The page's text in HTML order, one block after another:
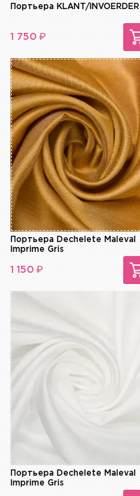
Портьера KLANT/INVOERDER
1 750 ₽
Портьера Dechelete Maleval
Imprime Gris
1 150 ₽
Портьера Dechelete Maleval
Imprime Gris